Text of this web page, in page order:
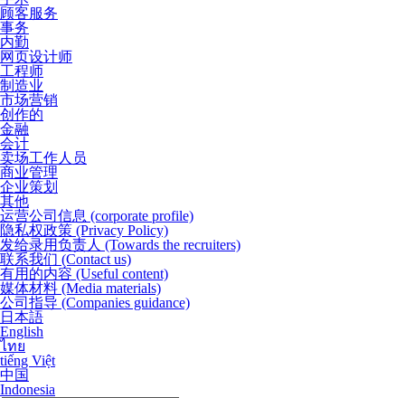
顾客服务
事务
内勤
网页设计师
工程师
制造业
市场营销
创作的
金融
会计
卖场工作人员
商业管理
企业策划
其他
运营公司信息 (corporate profile)
隐私权政策 (Privacy Policy)
发给录用负责人 (Towards the recruiters)
联系我们 (Contact us)
有用的内容 (Useful content)
媒体材料 (Media materials)
公司指导 (Companies guidance)
日本語
English
ไทย
tiếng Việt
中国
Indonesia